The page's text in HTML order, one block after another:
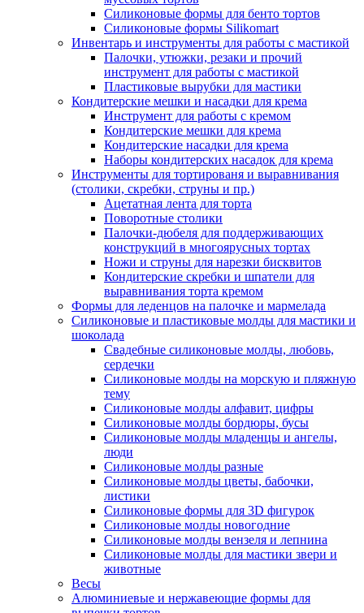
Силиконовые формы для бенто тортов
Силиконовые формы Silikomart
Инвентарь и инструменты для работы с мастикой
Палочки, утюжки, резаки и прочий
инструмент для работы с мастикой
Пластиковые вырубки для мастики
Кондитерские мешки и насадки для крема
Инструмент для работы с кремом
Кондитерские мешки для крема
Кондитерские насадки для крема
Наборы кондитерских насадок для крема
Инструменты для тортированя и выравнивания
(столики, скребки, струны и пр.)
Ацетатная лента для торта
Поворотные столики
Палочки-дюбеля для поддерживающих
конструкций в многоярусных тортах
Ножи и струны для нарезки бисквитов
Кондитерские скребки и шпатели для
выравнивания торта кремом
Формы для леденцов на палочке и мармелада
Силиконовые и пластиковые молды для мастики и
шоколада
Свадебные силиконовые молды, любовь,
сердечки
Силиконовые молды на морскую и пляжную
тему
Силиконовые молды алфавит, цифры
Силиконовые молды бордюры, бусы
Силиконовые молды младенцы и ангелы,
люди
Силиконовые молды разные
Силиконовые молды цветы, бабочки,
листики
Силиконовые формы для 3D фигурок
Силиконовые молды новогодние
Силиконовые молды вензеля и лепнина
Силиконовые молды для мастики звери и
животные
Весы
Алюминиевые и нержавеющие формы для